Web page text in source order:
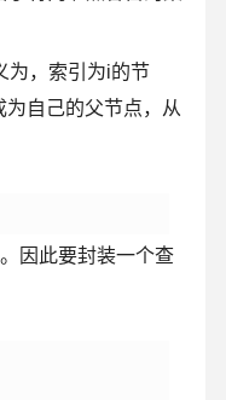
为，索引为i的节
自己的父节点，从
因此要封装一个查